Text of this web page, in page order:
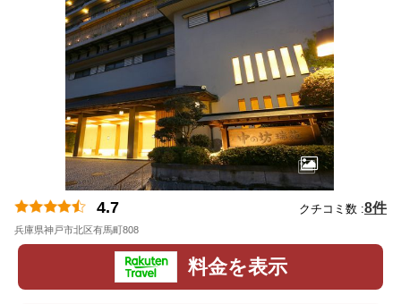
4.7 クチコミ数 :8件
兵庫県神戸市北区有馬町808
料金を表示